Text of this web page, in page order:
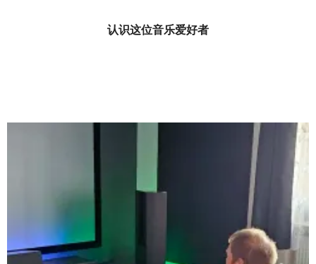
认识这位音乐爱好者